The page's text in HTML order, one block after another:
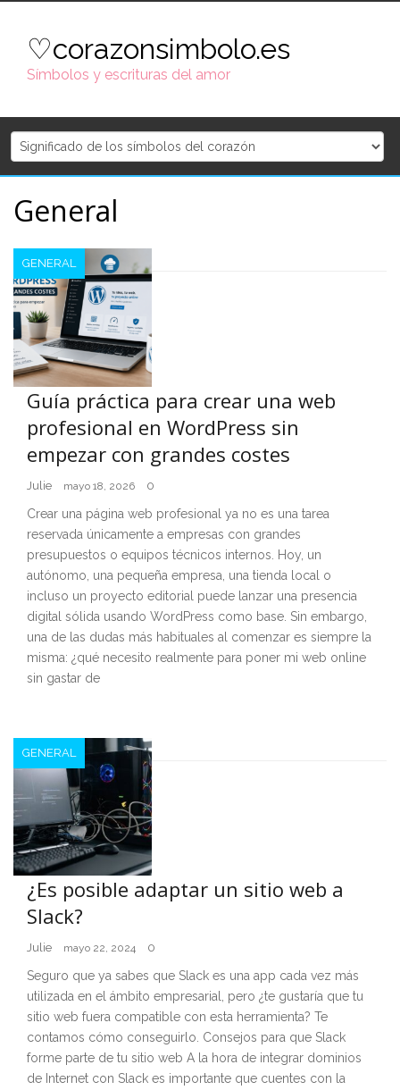
content♡corazonsimbolo.es
Símbolos y escrituras del amor
General
GENERAL
Guía práctica para crear una web
profesional en WordPress sin
empezar con grandes costes
Julie mayo 18, 2026 0
Crear una página web profesional ya no es una tarea
reservada únicamente a empresas con grandes
presupuestos o equipos técnicos internos. Hoy, un
autónomo, una pequeña empresa, una tienda local o
incluso un proyecto editorial puede lanzar una presencia
digital sólida usando WordPress como base. Sin embargo,
una de las dudas más habituales al comenzar es siempre la
misma: ¿qué necesito realmente para poner mi web online
sin gastar de
GENERAL
¿Es posible adaptar un sitio web a
Slack?
Julie mayo 22, 2024 0
Seguro que ya sabes que Slack es una app cada vez más
utilizada en el ámbito empresarial, pero ¿te gustaría que tu
sitio web fuera compatible con esta herramienta? Te
contamos cómo conseguirlo. Consejos para que Slack
forme parte de tu sitio web A la hora de integrar dominios
de Internet con Slack es importante que cuentes con la